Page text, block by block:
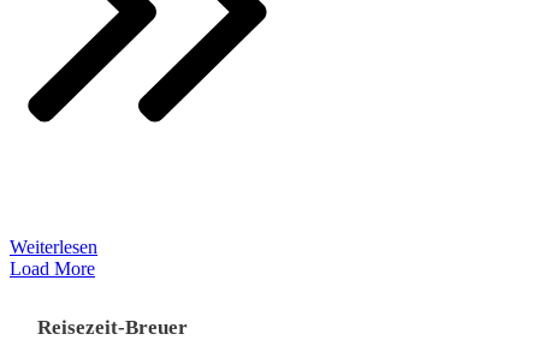
Weiterlesen
Load More
Reisezeit-Breuer